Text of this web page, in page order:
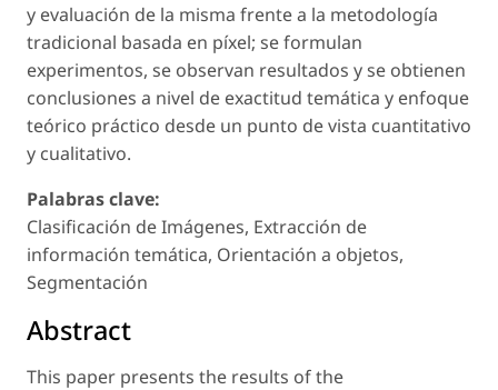
y evaluación de la misma frente a la metodología
tradicional basada en píxel; se formulan
experimentos, se observan resultados y se obtienen
conclusiones a nivel de exactitud temática y enfoque
teórico práctico desde un punto de vista cuantitativo
y cualitativo.
Palabras clave:
Clasificación de Imágenes, Extracción de
información temática, Orientación a objetos,
Segmentación
Abstract
This paper presents the results of the